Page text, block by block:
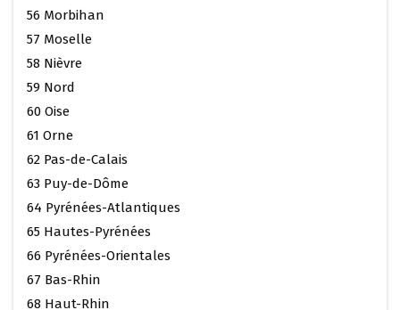
56 Morbihan
57 Moselle
58 Nièvre
59 Nord
60 Oise
61 Orne
62 Pas-de-Calais
63 Puy-de-Dôme
64 Pyrénées-Atlantiques
65 Hautes-Pyrénées
66 Pyrénées-Orientales
67 Bas-Rhin
68 Haut-Rhin